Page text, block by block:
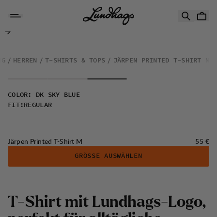
Järpen Printed T-Shirt M
HERREN T-SHIRTS & TOPS JÄRPEN PRINTED T-SHIRT M
COLOR :
DK SKY BLUE
FIT: REGULAR
Järpen Printed T-Shirt M Preis:
55 €
GRÖSSE AUSWÄHLEN
T-Shirt mit Lundhags-Logo,